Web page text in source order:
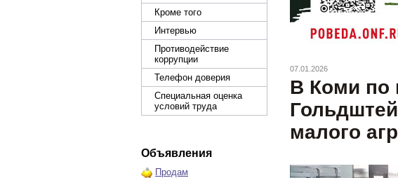
Кроме того
Интервью
Противодействие
коррупции
Телефон доверия
Специальная оценка
условий труда
Объявления
Продам
07.01.2026
В Коми по
малого